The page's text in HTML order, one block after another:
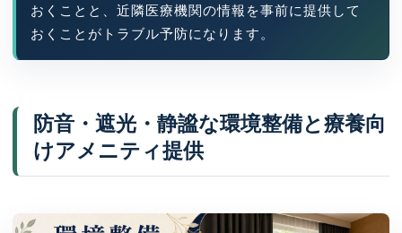
おくことと、近隣医療機関の情報を事前に提供して
おくことがトラブル予防になります。
防音・遮光・静謐な環境整備と療養向
けアメニティ提供